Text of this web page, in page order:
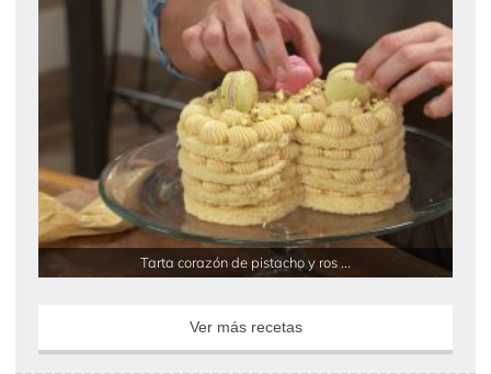
Tarta corazón de pistacho y ros ...
Ver más recetas